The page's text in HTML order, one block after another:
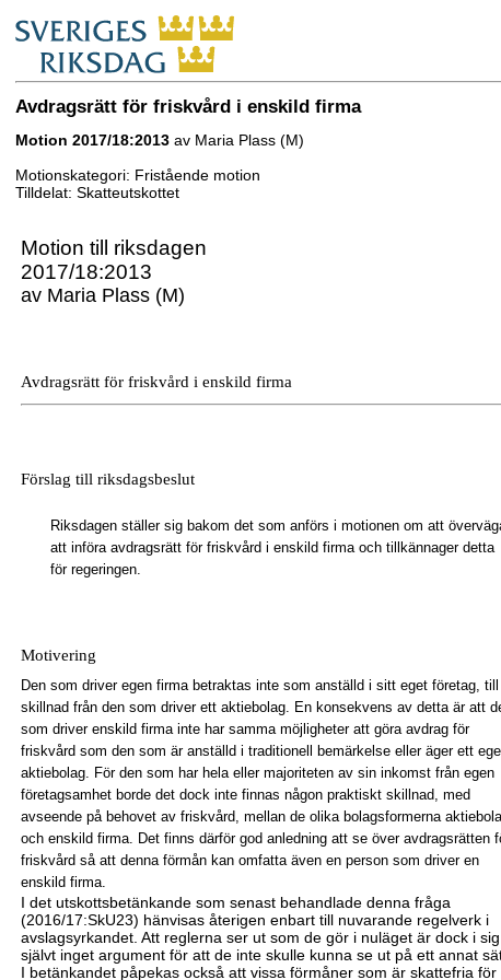
Avdragsrätt för friskvård i enskild firma
Motion 2017/18:2013 av Maria Plass (M)
Motionskategori: Fristående motion
Tilldelat: Skatteutskottet
Motion till riksdagen
2017/18:2013
av Maria Plass (M)
Avdragsrätt för friskvård i enskild firma
Förslag till riksdagsbeslut
Riksdagen ställer sig bakom det som anförs i motionen om att
att införa avdragsrätt för friskvård i enskild firma och tillkännager detta
för regeringen.
Motivering
Den som driver egen firma betraktas inte som anställd i sitt eget företag, till
skillnad från den som driver ettaktiebolag. En konsekvens av detta är att
som driver enskild firma inte har samma möjligheter att göra avdrag för
friskvård som den som är anställd i traditionell bemärkelse eller äger ett
aktiebolag. För den som har hela eller majoriteten av sin inkomst från egen
företagsamhet borde det dock inte finnas någon praktiskt skillnad, med
avseende på behovet av friskvård, mellan de olika bolagsformerna
och enskild firma. Det finns därför god anledning att se över avdragsrätten
friskvård så att denna förmån kan omfatta även en person som driver en
enskild firma.
I det utskottsbetänkande som senast behandlade denna fråga
(2016/17:SkU23) hänvisas återigen enbart till nuvarande regelverk i
avslagsyrkandet. Att reglerna ser ut som de gör i nuläget är dock i sig
självt inget argument för att de inte skulle kunna se ut på ett annat
I betänkandet påpekas också attvissa förmåner som är skattefria för